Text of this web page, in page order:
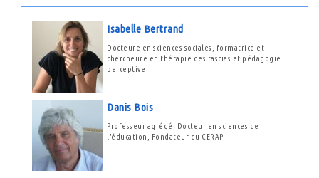
Isabelle Bertrand
Docteure en sciences sociales, formatrice et
chercheure en thérapie des fascias et pédagogie
perceptive
Danis Bois
Professeur agrégé, Docteur en sciences de
l'éducation, Fondateur du CERAP